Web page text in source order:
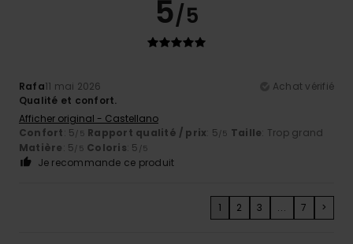
5/5
Rafa11 mai 2026
Achat vérifié
Qualité et confort.
Afficher original - Castellano
Confort: 5 /5 Rapport qualité / prix: 5 /5 Taille: Trop grand
Matière: 5 /5 Coloris: 5 /5
Je recommande ce produit
1 2 3 ... 7 >